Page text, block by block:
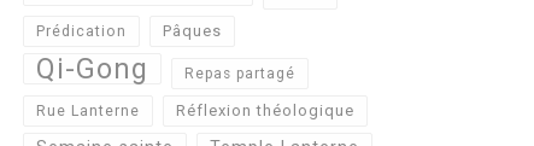
Prédication Pâques
Qi-Gong Repas partagé
Rue Lanterne Réflexion théologique